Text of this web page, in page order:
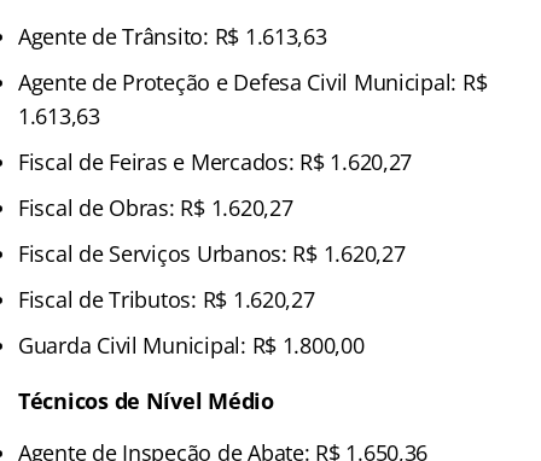
Agente de Trânsito: R$ 1.613,63
Agente de Proteção e Defesa Civil Municipal: R$
1.613,63
Fiscal de Feiras e Mercados: R$ 1.620,27
Fiscal de Obras: R$ 1.620,27
Fiscal de Serviços Urbanos: R$ 1.620,27
Fiscal de Tributos: R$ 1.620,27
Guarda Civil Municipal: R$ 1.800,00
Técnicos de Nível Médio
Agente de Inspeção de Abate: R$ 1.650,36